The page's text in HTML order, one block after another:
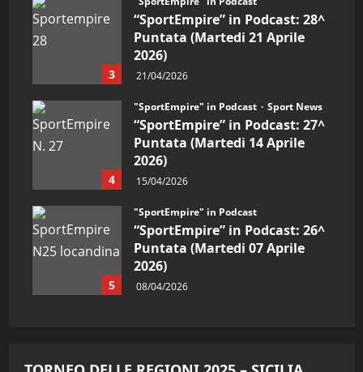
3
“SportEmpire” in Podcast: 28^
Puntata (Martedi 21 Aprile
2026)
21/04/2026
4
"SportEmpire" in Podcast Sport News
“SportEmpire” in Podcast: 27^
Puntata (Martedi 14 Aprile
2026)
15/04/2026
5
"SportEmpire" in Podcast
“SportEmpire” in Podcast: 26^
Puntata (Martedi 07 Aprile
2026)
08/04/2026